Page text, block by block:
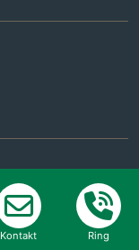
Kontakt Ring